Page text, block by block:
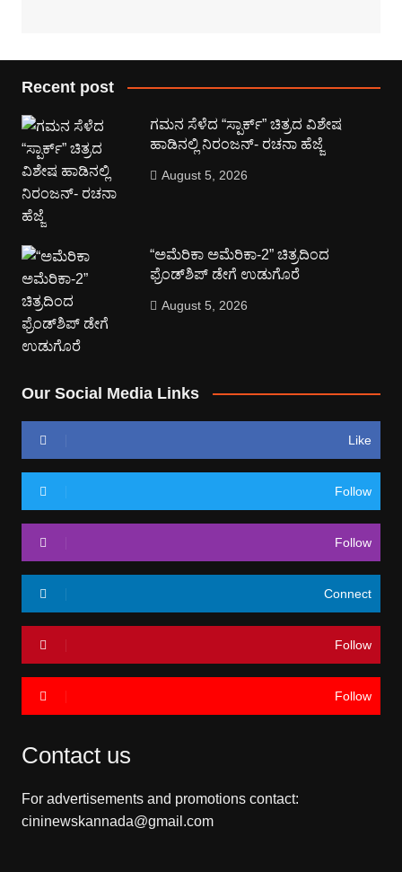
Recent post
ಗಮನ ಸೆಳೆದ “ಸ್ಪಾರ್ಕ್” ಚಿತ್ರದ ವಿಶೇಷ
ಹಾಡಿನಲ್ಲಿ ನಿರಂಜನ್- ರಚನಾ ಹೆಜ್ಜೆ
August 5, 2026
“ಅಮೆರಿಕಾ ಅಮೆರಿಕಾ-2” ಚಿತ್ರದಿಂದ
ಫ್ರೆಂಡ್‍ಶಿಪ್ ಡೇಗೆ ಉಡುಗೊರೆ
August 5, 2026
Our Social Media Links
Like
Follow
Follow
Connect
Follow
Follow
Contact us
For advertisements and promotions contact:
cininewskannada@gmail.com